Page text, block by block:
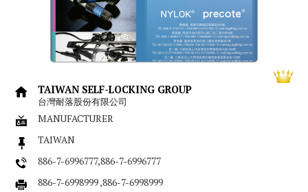
TAIWAN SELF-LOCKING GROUP
台灣耐落股份有限公司
MANUFACTURER
TAIWAN
886-7-6996777,886-7-6996777
886-7-6998999 ,886-7-6998999